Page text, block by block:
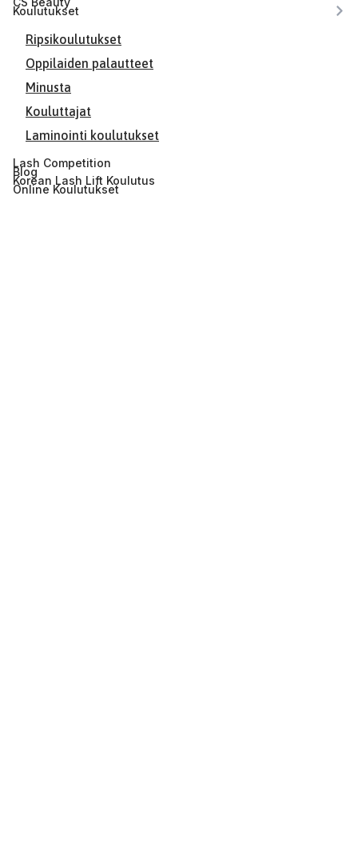
Koulutukset
Ripsikoulutukset
Oppilaiden palautteet
Minusta
Kouluttajat
Laminointi koulutukset
Lash Competition
Blog
Korean Lash Lift Koulutus
Online Koulutukset